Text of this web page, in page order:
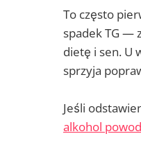
To często
spadek TG —
dietę i sen. U
sprzyja
Jeśli
alkohol